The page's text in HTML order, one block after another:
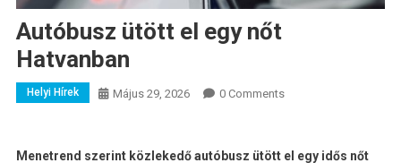
Autóbusz ütött el egy nőt
Hatvanban
Helyi Hírek Május 29, 2026 0 Comments
Menetrend szerint közlekedő autóbusz ütött el egy idős nőt